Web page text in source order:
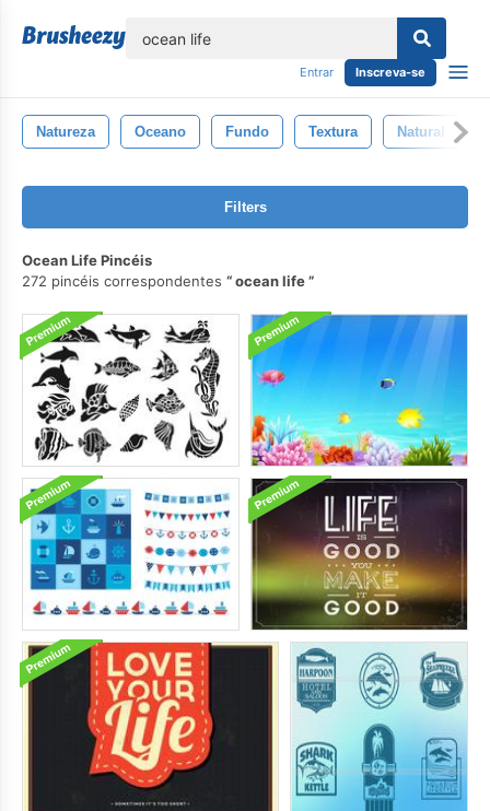
Entrar Inscreva-se
Natureza Oceano Fundo Textura Natural
Filters
Ocean Life Pincéis
272 pincéis correspondentes
ocean life